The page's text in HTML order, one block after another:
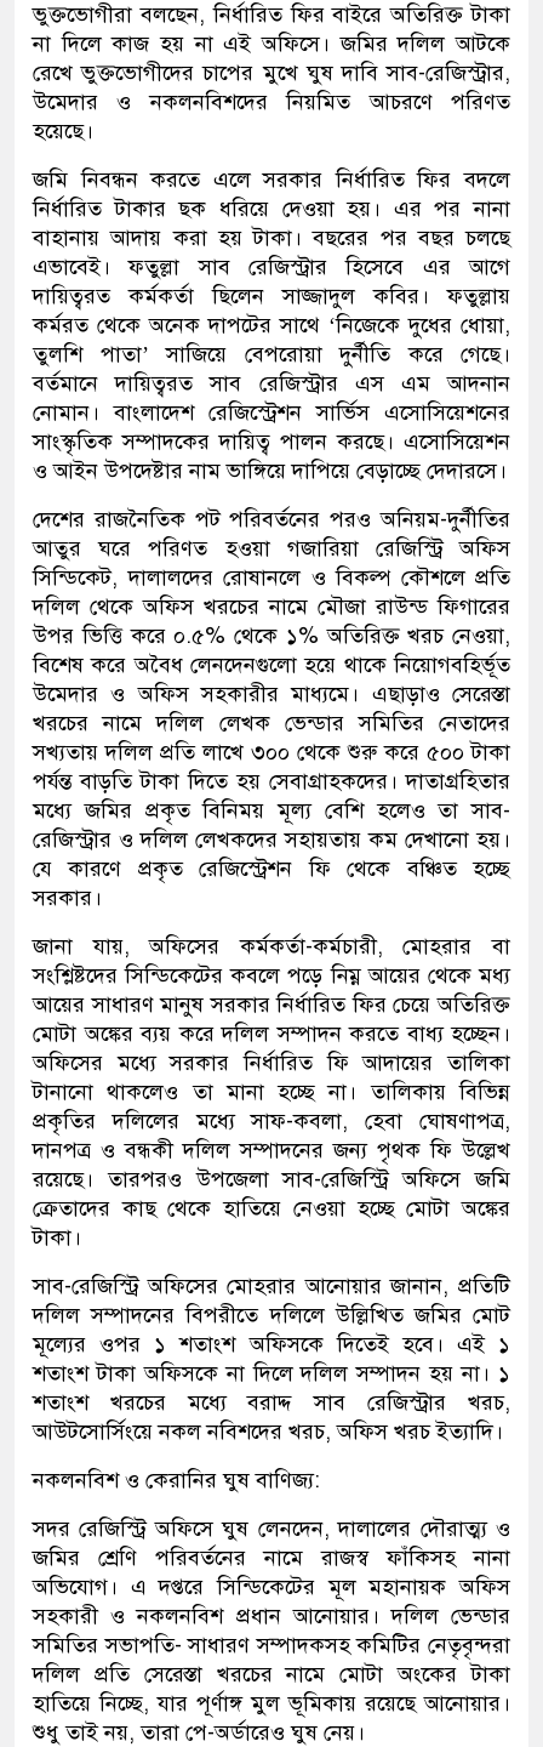
ভুক্তভোগীরা বলছেন, নির্ধারিত ফির বাইরে অতিরিক্ত টাকা
না দিলে কাজ হয় না এই অফিসে। জমির দলিল আটকে
রেখে ভুক্তভোগীদের চাপের মুখে ঘুষ দাবি সাব-রেজিস্ট্রার,
উমেদার ও নকলনবিশদের নিয়মিত আচরণে পরিণত
হয়েছে।
জমি নিবন্ধন করতে এলে সরকার নির্ধারিত ফির বদলে
নির্ধারিত টাকার ছক ধরিয়ে দেওয়া হয়। এর পর নানা
বাহানায় আদায় করা হয় টাকা। বছরের পর বছর চলছে
এভাবেই। ফতুল্লা সাব রেজিস্ট্রার হিসেবে এর আগে
দায়িত্বরত কর্মকর্তা ছিলেন সাজ্জাদুল কবির। ফতুল্লায়
কর্মরত থেকে অনেক দাপটের সাথে ‘নিজেকে দুধের ধোয়া,
তুলশি পাতা’ সাজিয়ে বেপরোয়া দুর্নীতি করে গেছে।
বর্তমানে দায়িত্বরত সাব রেজিস্ট্রার এস এম আদনান
নোমান। বাংলাদেশ রেজিস্ট্রেশন সার্ভিস এসোসিয়েশনের
সাংস্কৃতিক সম্পাদকের দায়িত্ব পালন করছে। এসোসিয়েশন
ও আইন উপদেষ্টার নাম ভাঙ্গিয়ে দাপিয়ে বেড়াচ্ছে দেদারসে।
দেশের রাজনৈতিক পট পরিবর্তনের পরও অনিয়ম-দুর্নীতির
আতুর ঘরে পরিণত হওয়া গজারিয়া রেজিস্ট্রি অফিস
সিন্ডিকেট, দালালদের রোষানলে ও বিকল্প কৌশলে প্রতি
দলিল থেকে অফিস খরচের নামে মৌজা রাউন্ড ফিগারের
উপর ভিত্তি করে ০.৫% থেকে ১% অতিরিক্ত খরচ নেওয়া,
বিশেষ করে অবৈধ লেনদেনগুলো হয়ে থাকে নিয়োগবহির্ভূত
উমেদার ও অফিস সহকারীর মাধ্যমে। এছাড়াও সেরেস্তা
খরচের নামে দলিল লেখক ভেন্ডার সমিতির নেতাদের
সখ্যতায় দলিল প্রতি লাখে ৩০০ থেকে শুরু করে ৫০০ টাকা
পর্যন্ত বাড়তি টাকা দিতে হয় সেবাগ্রাহকদের। দাতাগ্রহিতার
মধ্যে জমির প্রকৃত বিনিময় মূল্য বেশি হলেও তা সাব-
রেজিস্ট্রার ও দলিল লেখকদের সহায়তায় কম দেখানো হয়।
যে কারণে প্রকৃত রেজিস্ট্রেশন ফি থেকে বঞ্চিত হচ্ছে
সরকার।
জানা যায়, অফিসের কর্মকর্তা-কর্মচারী, মোহরার বা
সংশ্লিষ্টদের সিন্ডিকেটের কবলে পড়ে নিম্ন আয়ের থেকে মধ্য
আয়ের সাধারণ মানুষ সরকার নির্ধারিত ফির চেয়ে অতিরিক্ত
মোটা অঙ্কের ব্যয় করে দলিল সম্পাদন করতে বাধ্য হচ্ছেন।
অফিসের মধ্যে সরকার নির্ধারিত ফি আদায়ের তালিকা
টানানো থাকলেও তা মানা হচ্ছে না। তালিকায় বিভিন্ন
প্রকৃতির দলিলের মধ্যে সাফ-কবলা, হেবা ঘোষণাপত্র,
দানপত্র ও বন্ধকী দলিল সম্পাদনের জন্য পৃথক ফি উল্লেখ
রয়েছে। তারপরও উপজেলা সাব-রেজিস্ট্রি অফিসে জমি
ক্রেতাদের কাছ থেকে হাতিয়ে নেওয়া হচ্ছে মোটা অঙ্কের
টাকা।
সাব-রেজিস্ট্রি অফিসের মোহরার আনোয়ার জানান, প্রতিটি
দলিল সম্পাদনের বিপরীতে দলিলে উল্লিখিত জমির মোট
মূল্যের ওপর ১ শতাংশ অফিসকে দিতেই হবে। এই ১
শতাংশ টাকা অফিসকে না দিলে দলিল সম্পাদন হয় না। ১
শতাংশ খরচের মধ্যে বরাদ্দ সাব রেজিস্ট্রার খরচ,
আউটসোর্সিংয়ে নকল নবিশদের খরচ, অফিস খরচ ইত্যাদি।
নকলনবিশ ও কেরানির ঘুষ বাণিজ্য:
সদর রেজিস্ট্রি অফিসে ঘুষ লেনদেন, দালালের দৌরাত্ম্য ও
জমির শ্রেণি পরিবর্তনের নামে রাজস্ব ফাঁকিসহ নানা
অভিযোগ। এ দপ্তরে সিন্ডিকেটের মূল মহানায়ক অফিস
সহকারী ও নকলনবিশ প্রধান আনোয়ার। দলিল ভেন্ডার
সমিতির সভাপতি- সাধারণ সম্পাদকসহ কমিটির নেতৃবৃন্দরা
দলিল প্রতি সেরেস্তা খরচের নামে মোটা অংকের টাকা
হাতিয়ে নিচ্ছে, যার পূর্ণাঙ্গ মুল ভূমিকায় রয়েছে আনোয়ার।
শুধু তাই নয়, তারা পে-অর্ডারেও ঘুষ নেয়।